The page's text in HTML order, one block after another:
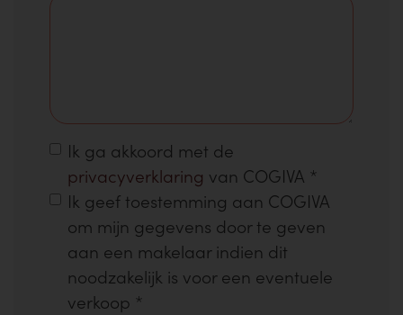
Ik ga akkoord met de
privacyverklaring van COGIVA *
Ik geef toestemming aan COGIVA
om mijn gegevens door te geven
aan een makelaar indien dit
noodzakelijk is voor een eventuele
verkoop *